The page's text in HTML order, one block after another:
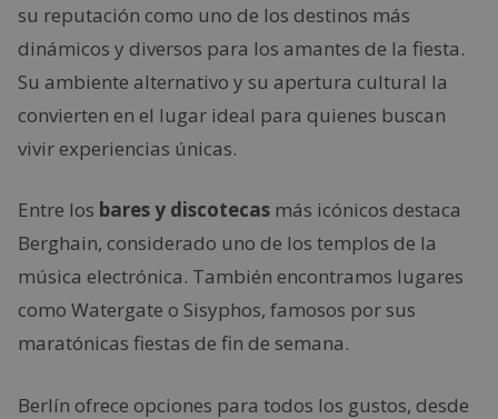
su reputación como uno de los destinos más
dinámicos y diversos para los amantes de la fiesta.
Su ambiente alternativo y su apertura cultural la
convierten en el lugar ideal para quienes buscan
vivir experiencias únicas.
Entre los bares y discotecas más icónicos destaca
Berghain, considerado uno de los templos de la
música electrónica. También encontramos lugares
como Watergate o Sisyphos, famosos por sus
maratónicas fiestas de fin de semana.
Berlín ofrece opciones para todos los gustos, desde